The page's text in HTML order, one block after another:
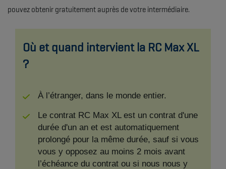
pouvez obtenir gratuitement auprès de votre intermédiaire.
Où et quand intervient la RC Max XL
?
À l’étranger, dans le monde entier.
Le contrat RC Max XL est un contrat d'une
durée d'un an et est automatiquement
prolongé pour la même durée, sauf si vous
vous y opposez au moins 2 mois avant
l’échéance du contrat ou si nous nous y